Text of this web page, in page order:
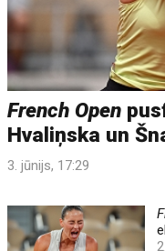
French Open
Hvaliņska un
3. jūnijs, 17:29